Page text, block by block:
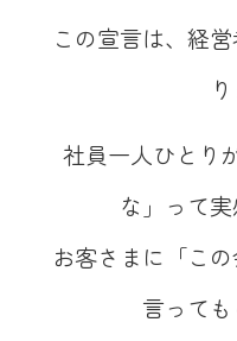
この宣言は、経
社員一人ひとり
な」って実
お客さまに「こ
言っても